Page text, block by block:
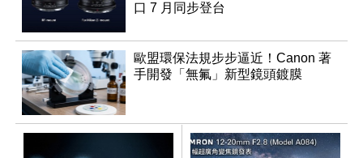
口 7 月同步登台
歐盟環保法規步步逼近！Canon 著
手開發「無氟」新型鏡頭鍍膜